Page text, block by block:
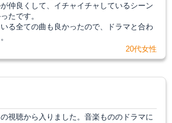
仲良くして、イチャイチャしているシーン
たです。
いる全ての曲も良かったので、ドラマと合わ
20代女性
視聴から入りました。音楽もののドラマに